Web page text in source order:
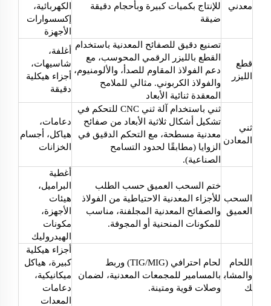
معدني
للإنتاج بكميات كبيرة وبأحجام دقيقة
ضيقة
الكهربائية،
إكسسوارات
الأجهزة
قطع
الليزر
تصنيع دقيق للصفائح المعدنية باستخدام
القطع بالليزر الرقمي المحوسب، مع
دعم الفولاذ المقاوم للصدأ، والألومنيوم،
والفولاذ الكربوني. مثالي للملامح
المعقدة ثنائية الأبعاد
أغلفة،
شاسيهات،
أجزاء هيكلية
دقيقة
ثني
المعادن
ثني باستخدام آلة ثني CNC للتحكم في
تشكيل أشكال ثلاثية الأبعاد من صفائح
معدنية مسطحة، مع التحكم الدقيق في
الزوايا (مطابقًا لحدود التسامح
الصناعية).
دعامات،
هياكل، أجسام
الخزانات
السحب
العميق
ختم السحب العميق حسب الطلب
للأجزاء المعدنية الاحتياطية من الفولاذ
والصفائح المعدنية المجلفنة، مناسب
للمكونات المنحنية أو المجوفة.
أغطية
البراميل،
هيئات
الأجهزة،
مكونات
الهيدروليك
اللحام
والمشاب
ك
لحام احترافي (TIG/MIG) وربط
بالمسامير للمجمعات المعدنية، لضمان
وصلات قوية ومتينة.
أجزاء هيكلية
كبيرة، هياكل
ميكانيكية،
دعامات
المعدات